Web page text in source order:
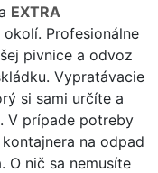
EXTRA
Profesionálne
pivnice a odvoz
Vypratávacie
si sami určíte a
V prípade potreby
na odpad
O nič sa nemusíte